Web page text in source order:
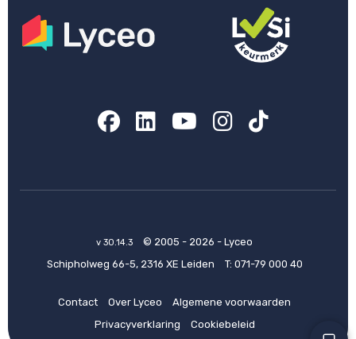
Facebook
LinkedIn
YouTube
Instagram
TikTok
v 30.14.3
© 2005 - 2026 - Lyceo
Schipholweg 66-5, 2316 XE Leiden
T: 071-79 000 40
Contact Over Lyceo
Algemene voorwaarden
Privacyverklaring
Cookiebeleid